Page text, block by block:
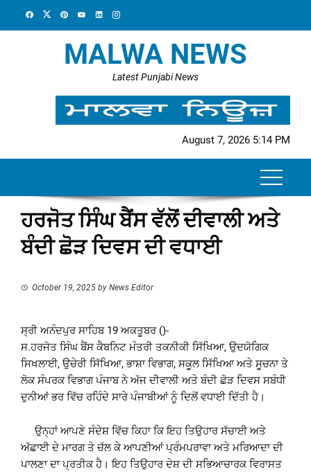
MALWA NEWS
Latest Punjabi News
August 7, 2026 5:14 PM
ਹਰਜੋਤ ਸਿੰਘ ਬੈਂਸ ਵੱਲੋਂ ਦੀਵਾਲੀ ਅਤੇ
ਬੰਦੀ ਛੋੜ ਦਿਵਸ ਦੀ ਵਧਾਈ
October 19, 2025 by News Editor
ਸ੍ਰੀ ਅਨੰਦਪੁਰ ਸਾਹਿਬ 19 ਅਕਤੂਬਰ ()-
ਸ.ਹਰਜੋਤ ਸਿੰਘ ਬੈਂਸ ਕੈਬਨਿਟ ਮੰਤਰੀ ਤਕਨੀਕੀ ਸਿੱਖਿਆ, ਉਦਯੋਗਿਕ
ਸਿਖਲਾਈ, ਉਚੇਰੀ ਸਿੱਖਿਆ, ਭਾਸ਼ਾ ਵਿਭਾਗ, ਸਕੂਲ ਸਿੱਖਿਆ ਅਤੇ ਸੂਚਨਾ ਤੇ
ਲੋਕ ਸੰਪਰਕ ਵਿਭਾਗ ਪੰਜਾਬ ਨੇ ਅੱਜ ਦੀਵਾਲੀ ਅਤੇ ਬੰਦੀ ਛੋੜ ਦਿਵਸ ਸਬੰਧੀ
ਦੁਨੀਆਂ ਭਰ ਵਿੱਚ ਰਹਿੰਦੇ ਸਾਰੇ ਪੰਜਾਬੀਆਂ ਨੂੰ ਦਿਲੋਂ ਵਧਾਈ ਦਿੱਤੀ ਹੈ।
ਉਨ੍ਹਾਂ ਆਪਣੇ ਸੰਦੇਸ਼ ਵਿੱਚ ਕਿਹਾ ਕਿ ਇਹ ਤਿਉਹਾਰ ਸੱਚਾਈ ਅਤੇ
ਅੱਛਾਈ ਦੇ ਮਾਰਗ ਤੇ ਚੱਲ ਕੇ ਆਪਣੀਆਂ ਪ੍ਰੰਮਪਰਾਵਾ ਅਤੇ ਮਰਿਆਦਾ ਦੀ
ਪਾਲਣਾ ਦਾ ਪ੍ਰਤੀਕ ਹੈ। ਇਹ ਤਿਉਹਾਰ ਦੇਸ਼ ਦੀ ਸਭਿਆਚਾਰਕ ਵਿਰਾਸਤ